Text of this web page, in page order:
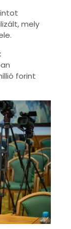
mely
forint